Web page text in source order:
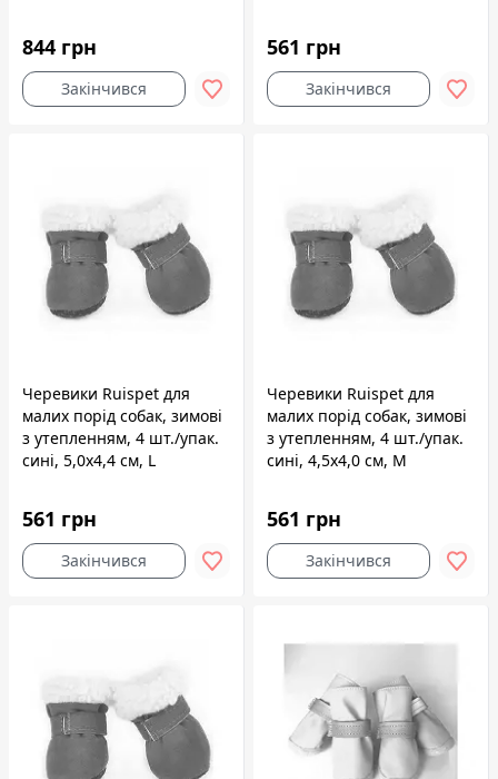
844 грн
Закінчився
561 грн
Закінчився
Черевики Ruispet для
малих порід собак, зимові
з утепленням, 4 шт./упак.
сині, 5,0x4,4 см, L
561 грн
Закінчився
Черевики Ruispet для
малих порід собак, зимові
з утепленням, 4 шт./упак.
сині, 4,5x4,0 см, M
561 грн
Закінчився